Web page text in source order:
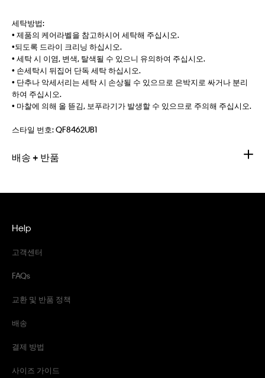
세탁방법:
• 제품의 케어라벨을 참고하시어 세탁해 주십시오.
•되도록 드라이 크리닝 하십시오.
• 세탁 시 이염, 변색, 탈색될 수 있으니 유의하여 주십시오.
• 손세탁시 뒤집어 단독 세탁 하십시오.
• 단추나 악세서리는 세탁 시 손상될 수 있으므로 은박지로 싸거나 분리
하여 주십시오.
• 마찰에 의해 올 뜯김, 보푸라기가 발생할 수 있으므로 주의해 주십시오.
스타일 번호:QF8462UB1
배송 + 반품
Help
고객센터
FAQs
교환 및 반품 정책
배송
결제 방법
사이즈 가이드